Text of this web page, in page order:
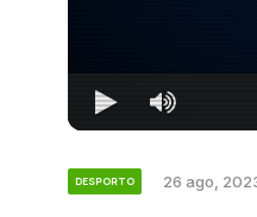
DESPORTO 26 ago,